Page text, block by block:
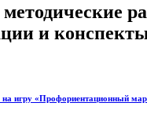
и
на игру «Профориентационный